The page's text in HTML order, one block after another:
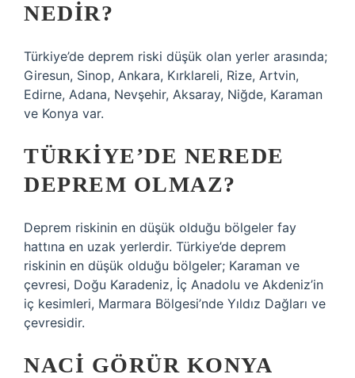
NEDIR?
Türkiye’de deprem riski düşük olan yerler arasında;
Giresun, Sinop, Ankara, Kırklareli, Rize, Artvin,
Edirne, Adana, Nevşehir, Aksaray, Niğde, Karaman
ve Konya var.
TÜRKIYE’DE NEREDE
DEPREM OLMAZ?
Deprem riskinin en düşük olduğu bölgeler fay
hattına en uzak yerlerdir. Türkiye’de deprem
riskinin en düşük olduğu bölgeler; Karaman ve
çevresi, Doğu Karadeniz, İç Anadolu ve Akdeniz’in
iç kesimleri, Marmara Bölgesi’nde Yıldız Dağları ve
çevresidir.
NACI GÖRÜR KONYA